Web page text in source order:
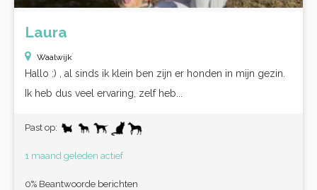
Laura
Waalwijk
Hallo :) , al sinds ik klein ben zijn er honden in mijn gezin.
Ik heb dus veel ervaring, zelf heb...
Past op:
1 maand geleden actief
0% Beantwoorde berichten